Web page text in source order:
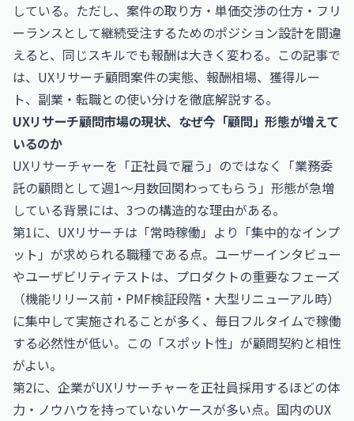
している。ただし、案件の取り方・単価交渉の仕方・フリ
ーランスとして継続受注するためのポジション設計を間違
えると、同じスキルでも報酬は大きく変わる。この記事で
は、UXリサーチ顧問案件の実態、報酬相場、獲得ルー
ト、副業・転職との使い分けを徹底解説する。
UXリサーチ顧問市場の現状、なぜ今「顧問」形態が増えて
いるのか
UXリサーチャーを「正社員で雇う」のではなく「業務委
託の顧問として週1〜月数回関わってもらう」形態が急増
している背景には、3つの構造的な理由がある。
第1に、UXリサーチは「常時稼働」より「集中的なインプ
ット」が求められる職種である点。ユーザーインタビュー
やユーザビリティテストは、プロダクトの重要なフェーズ
（機能リリース前・PMF検証段階・大型リニューアル時）
に集中して実施されることが多く、毎日フルタイムで稼働
する必然性が低い。この「スポット性」が顧問契約と相性
がよい。
第2に、企業がUXリサーチャーを正社員採用するほどの体
力・ノウハウを持っていないケースが多い点。国内のUX